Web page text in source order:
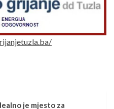
je mjesto za